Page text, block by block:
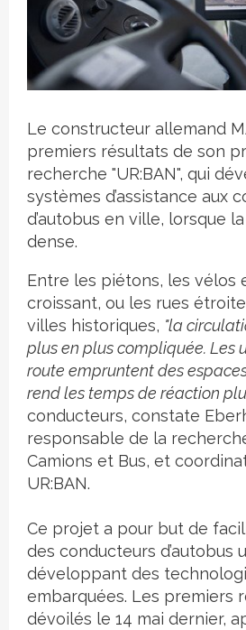
Crédit photo
Le constructeur allemand
premiers résultats de son
recherche "UR:BAN", qui
systèmes d’assistance aux
d’autobus en ville, lorsque
dense.
Entre les piétons, les vélos
croissant, ou les rues
villes historiques, "la
plus en plus compliquée. Les
route empruntent des
rend les temps de réaction
conducteurs, constate
responsable de la
Camions et Bus, et
UR:BAN.
Ce projet a pour but de
des conducteurs d’autobus
développant des
embarquées. Les premiers
dévoilés le 14 mai dernier,